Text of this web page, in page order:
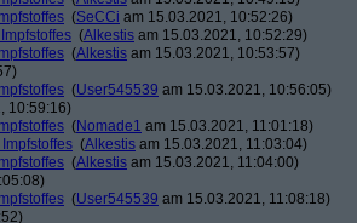
(SeCCi am 15.03.2021, 10:52:26)
(Alkestis am 15.03.2021, 10:52:29)
(Alkestis am 15.03.2021, 10:53:57)
(User545539 am 15.03.2021, 10:56:05)
10:59:16)
(Nomade1 am 15.03.2021, 11:01:18)
(Alkestis am 15.03.2021, 11:03:04)
(Alkestis am 15.03.2021, 11:04:00)
(User545539 am 15.03.2021, 11:08:18)